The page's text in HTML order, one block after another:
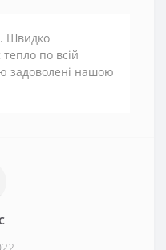
Швидко
тепло по всій
задоволені нашою